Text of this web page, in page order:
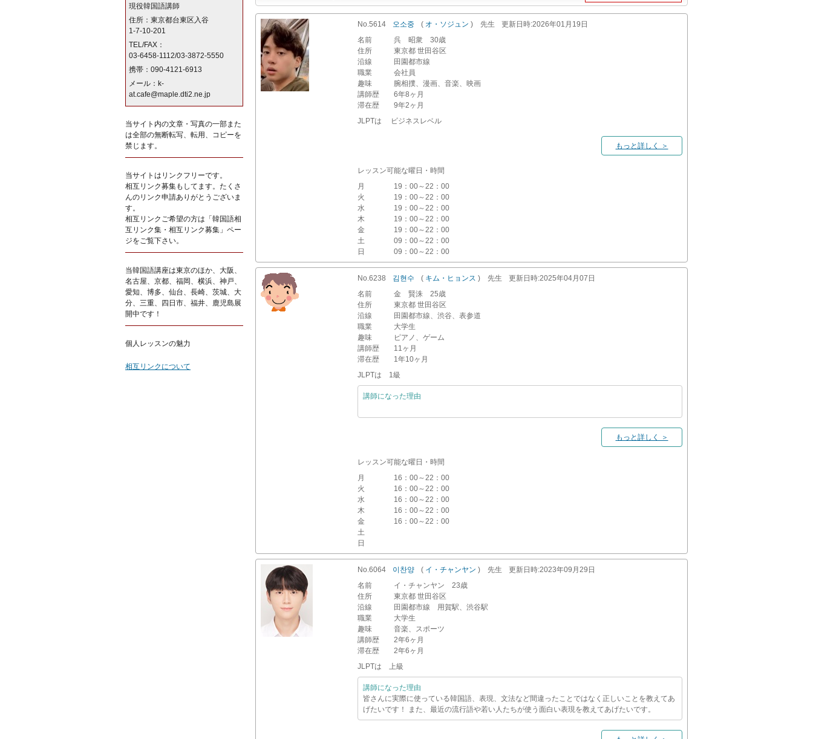
No.5614 오소중 ( オ・ソジュン ) 先生 更新日時:2026年01月19日
名前
呉 昭衆 30歳
住所
東京都 世田谷区
沿線
田園都市線
職業
会社員
趣味
腕相撲、漫画、音楽、映画
講師歴
6年8ヶ月
滞在歴
9年2ヶ月
JLPTは ビジネスレベル
もっと詳しく ＞
レッスン可能な曜日・時間
月
19：00～22：00
火
19：00～22：00
水
19：00～22：00
木
19：00～22：00
金
19：00～22：00
土
09：00～22：00
日
09：00～22：00
No.6238 김현수 ( キム・ヒョンス ) 先生 更新日時:2025年04月07日
名前
金 賢洙 25歳
住所
東京都 世田谷区
沿線
田園都市線、渋谷、表参道
職業
大学生
趣味
ピアノ、ゲーム
講師歴
11ヶ月
滞在歴
1年10ヶ月
JLPTは 1級
講師になった理由
もっと詳しく ＞
レッスン可能な曜日・時間
月
16：00～22：00
火
16：00～22：00
水
16：00～22：00
木
16：00～22：00
金
16：00～22：00
土
日
No.6064 이찬양 ( イ・チャンヤン ) 先生 更新日時:2023年09月29日
名前
イ・チャンヤン 23歳
住所
東京都 世田谷区
沿線
田園都市線 用賀駅、渋谷駅
職業
大学生
趣味
音楽、スポーツ
講師歴
2年6ヶ月
滞在歴
2年6ヶ月
JLPTは 上級
講師になった理由
皆さんに実際に使っている韓国語、表現、文法など間違ったことではなく正しいことを教えてあ
げたいです！ また、最近の流行語や若い人たちが使う面白い表現を教えてあげたいです。
現役韓国語講師
住所：東京都台東区入谷
1-7-10-201
TEL/FAX：
03-6458-1112/03-3872-5550
携帯：090-4121-6913
メール：k-
at.cafe@maple.dti2.ne.jp
当サイト内の文章・写真の一部また
は全部の無断転写、転用、コピーを
禁じます。
当サイトはリンクフリーです。
相互リンク募集もしてます。たくさ
んのリンク申請ありがとうございま
す。
相互リンクご希望の方は「韓国語相
互リンク集・相互リンク募集」ペー
ジをご覧下さい。
当韓国語講座は東京のほか、大阪、
名古屋、京都、福岡、横浜、神戸、
愛知、博多、仙台、長崎、茨城、大
分、三重、四日市、福井、鹿児島展
開中です！
個人レッスンの魅力
相互リンクについて